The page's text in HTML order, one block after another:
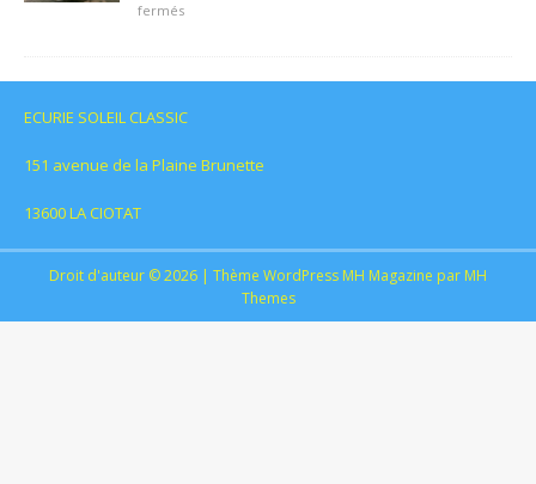
fermés
ECURIE SOLEIL CLASSIC
151 avenue de la Plaine Brunette
13600 LA CIOTAT
Droit d'auteur © 2026 | Thème WordPress MH Magazine par MH
Themes